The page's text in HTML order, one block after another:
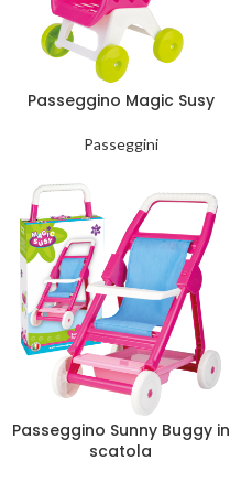
Passeggino Magic Susy
Passeggini
Passeggino Sunny Buggy in
scatola